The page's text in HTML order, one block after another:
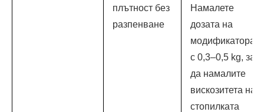
плътност без
разпенване
Намалете
дозата на
модификатора
с 0,3–0,5 kg, за
да намалите
вискозитета на
стопилката